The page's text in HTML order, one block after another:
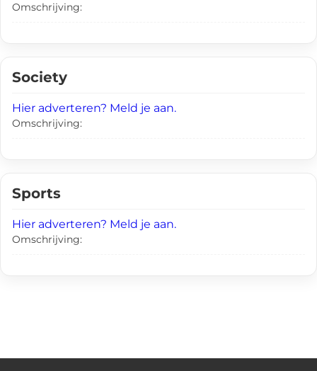
Omschrijving:
Society
Hier adverteren? Meld je aan.
Omschrijving:
Sports
Hier adverteren? Meld je aan.
Omschrijving: